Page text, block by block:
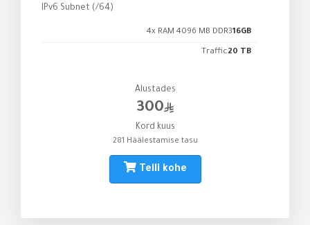
IPv6 Subnet (/64)
4x RAM 4096 MB DDR316GB
Traffic20 TB
Alustades
300
Kord kuus
281 Häälestamise tasu
Telli kohe